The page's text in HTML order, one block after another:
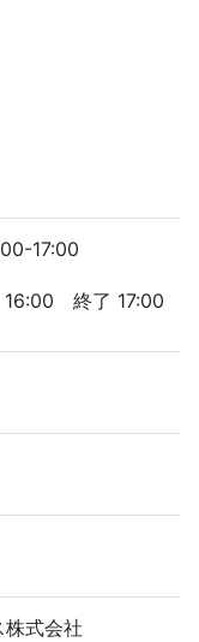
17:00
16:00 終了 17:00
式会社